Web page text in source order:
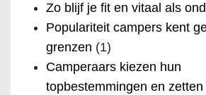
Zo blijf je fit en vitaal als
Populariteit campers kent
grenzen (1)
Camperaars kiezen hun
topbestemmingen en